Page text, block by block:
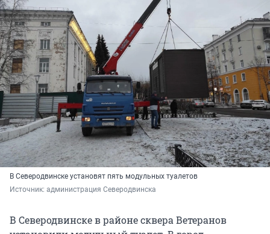
В Северодвинске установят пять модульных туалетов
Источник: администрация Северодвинска
В Северодвинске в районе сквера Ветеранов